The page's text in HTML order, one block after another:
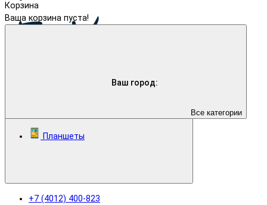
Ваш город:
+7 (4012) 400-823
Корзина
Ваша корзина пуста!
Все категории
Планшеты